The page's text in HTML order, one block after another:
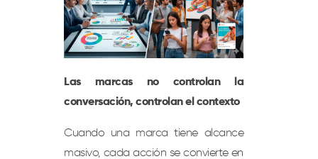
Las marcas no controlan la
conversación, controlan el contexto
Cuando una marca tiene alcance
masivo, cada acción se convierte en